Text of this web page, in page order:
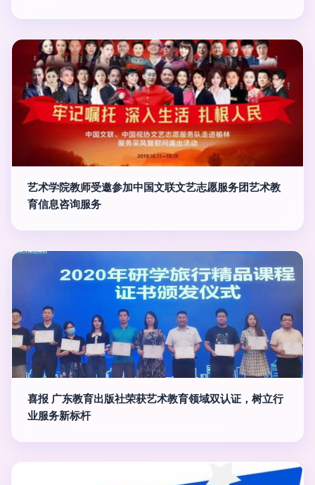
艺术学院教师受邀参加中国文联文艺志愿服务团艺术教
育信息咨询服务
喜报 广东教育出版社荣获艺术教育领域双认证，树立行
业服务新标杆